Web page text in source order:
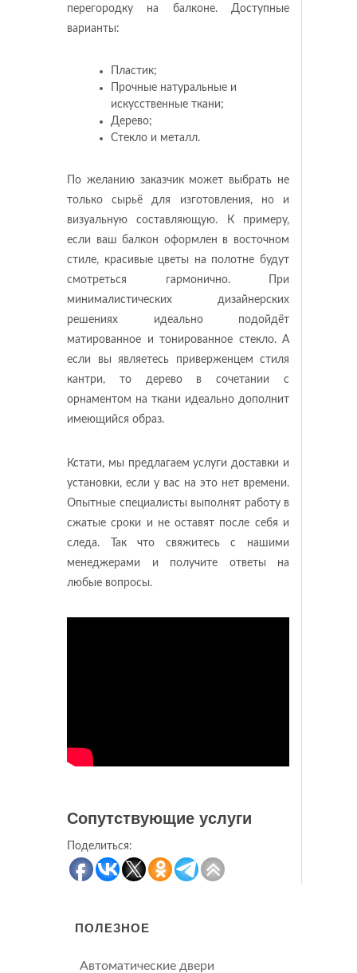
перегородку на балконе. Доступные
варианты:
Пластик;
Прочные натуральные и
искусственные ткани;
Дерево;
Стекло и металл.
По желанию заказчик может выбрать не
только сырьё для изготовления, но и
визуальную составляющую. К примеру,
если ваш балкон оформлен в восточном
стиле, красивые цветы на полотне будут
смотреться гармонично. При
минималистических дизайнерских
решениях идеально подойдёт
матированное и тонированное стекло. А
если вы являетесь приверженцем стиля
кантри, то дерево в сочетании с
орнаментом на ткани идеально дополнит
имеющийся образ.
Кстати, мы предлагаем услуги доставки и
установки, если у вас на это нет времени.
Опытные специалисты выполнят работу в
сжатые сроки и не оставят после себя и
следа. Так что свяжитесь с нашими
менеджерами и получите ответы на
любые вопросы.
Сопутствующие услуги
Поделиться:
ПОЛЕЗНОЕ
Автоматические двери